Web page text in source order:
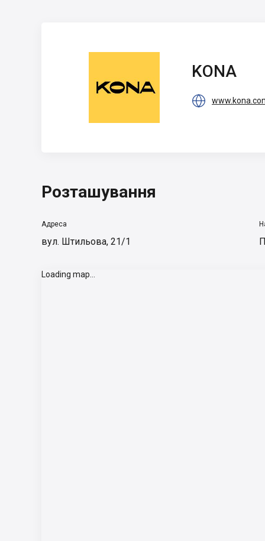
KONA

Розташування
Адреса
вул. Штильова, 21/1
Loading map...